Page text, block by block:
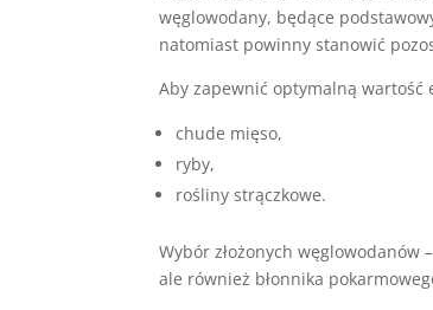
węglowodany, będące
natomiast powinny stanowić
Aby zapewnić optymalną wartość
chude mięso,
ryby,
rośliny strączkowe.
Wybór złożonych
ale również błonnika